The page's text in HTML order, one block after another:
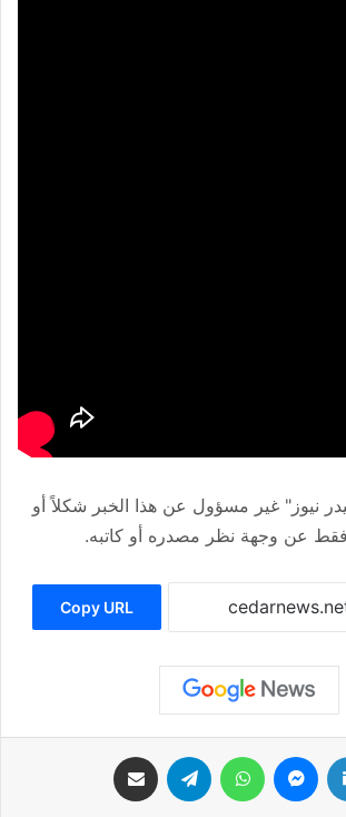
نيوز" غير مسؤول عن هذا الخبر شكلاً أو
فقط عن وجهة نظر مصدره أو كاتبه.
Copy URL
لينكدإن ماسنجر واتساب تيلقرام